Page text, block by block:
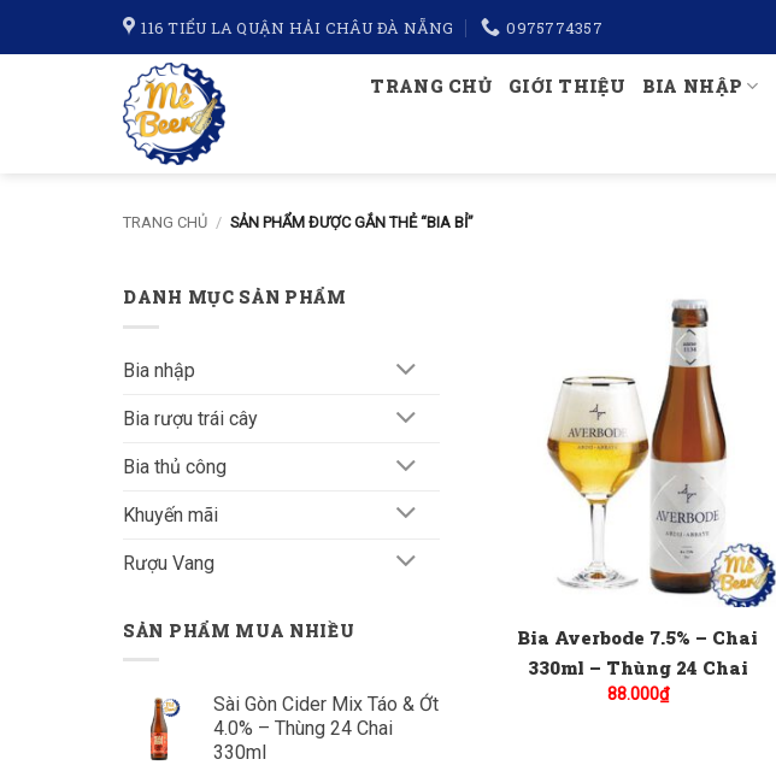
116 TIỂU LA QUẬN HẢI CHÂU ĐÀ NẴNG 0975774357
TRANG CHỦ GIỚI THIỆU BIA NHẬP
TRANG CHỦ / SẢN PHẨM ĐƯỢC GẮN THẺ “BIA BỈ”
DANH MỤC SẢN PHẨM
Bia nhập
Bia rượu trái cây
Bia thủ công
Khuyến mãi
Rượu Vang
SẢN PHẨM MUA NHIỀU
Sài Gòn Cider Mix Táo & Ớt
4.0% – Thùng 24 Chai
330ml
Bia Averbode 7.5% – Chai
330ml – Thùng 24 Chai
88.000₫